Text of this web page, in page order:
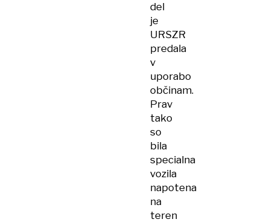
del
je
URSZR
predala
v
uporabo
občinam.
Prav
tako
so
bila
specialna
vozila
napotena
na
teren